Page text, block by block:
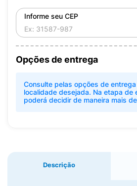
Informe seu CEP
Opções de entrega
Consulte pelas opções de
localidade desejada. Na etapa de
poderá decidir de maneira mais
Descrição